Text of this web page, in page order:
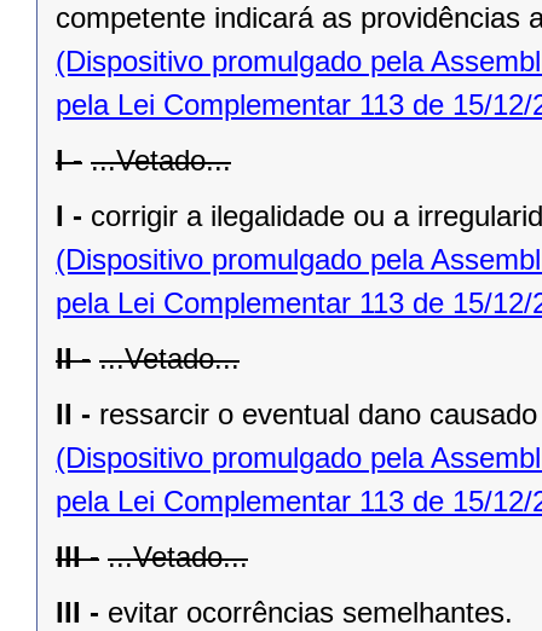
competente indicará as providências
(Dispositivo promulgado pela
pela Lei Complementar 113 de 15/12/
I - ...Vetado...
I - corrigir a ilegalidade ou a
(Dispositivo promulgado pela
pela Lei Complementar 113 de 15/12/
II - ...Vetado...
II - ressarcir o eventual dano
(Dispositivo promulgado pela
pela Lei Complementar 113 de 15/12/
III - ...Vetado...
III - evitar ocorrências semelhantes.